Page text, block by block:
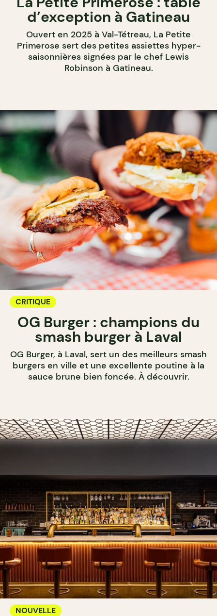
d’exception à Gatineau
Ouvert en 2025 à Val-Tétreau, La Petite
Primerose sert des petites assiettes hyper-
saisonnières signées par le chef Lewis
Robinson à Gatineau.
CRITIQUE
OG Burger : champions du
smash burger à Laval
OG Burger, à Laval, sert un des meilleurs smash
burgers en ville et une excellente poutine à la
sauce brune bien foncée. À découvrir.
NOUVELLE